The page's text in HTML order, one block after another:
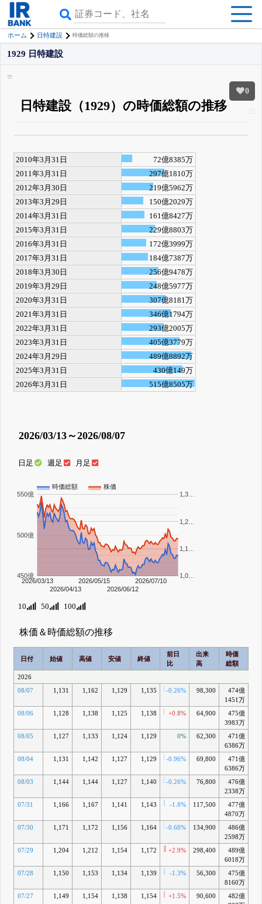
ホーム 日特建設 時価総額の推移
0
1929 日特建設
日特建設（1929）の時価総額の推移
詳しく見られる無料でβ版をはじめる
登録すると永久30%OFFと米株版の先行利用も付きます
2010年3月31日
72億8385万
2011年3月31日
297億1810万
2012年3月30日
219億5962万
2013年3月29日
150億2029万
2014年3月31日
161億8427万
2015年3月31日
229億8803万
2016年3月31日
172億3999万
2017年3月31日
184億7387万
2018年3月30日
256億9478万
2019年3月29日
248億5977万
2020年3月31日
307億8181万
2021年3月31日
346億1794万
2022年3月31日
293億2005万
2023年3月31日
405億3779万
2024年3月29日
489億8892万
2025年3月31日
430億149万
2026年3月31日
515億8505万
2026/03/13～2026/08/07
日足 週足 月足
時価総額 株価
2026/03/13
2026/04/13
2026/05/15
2026/06/12
2026/07/10
450億
500億
550億
1,0…
1,1…
1,2…
1,3…
10 50 100
株価＆時価総額の推移
日付 始値 高値 安値 終値
前日
比
出来
高
時価
総額
2026
08/07
1,131 1,162 1,129 1,135 -0.26% 98,300
474億
1451万
08/06 1,128 1,138 1,125 1,138 +0.8% 64,900
475億
3983万
08/05 1,127 1,133 1,124 1,129 0% 62,300
471億
6386万
08/04 1,131 1,142 1,127 1,129 -0.96% 69,800
471億
6386万
08/03
1,144 1,144 1,127 1,140 -0.26% 76,800
476億
2338万
07/31 1,166 1,167 1,141 1,143 -1.8% 117,500
477億
4870万
07/30 1,171 1,172 1,156 1,164 -0.68% 134,900
486億
2598万
07/29 1,204 1,212 1,154 1,172 +2.9% 298,400
489億
6018万
07/28 1,150 1,153 1,134 1,139 -1.3% 56,300
475億
8160万
07/27 1,149 1,154 1,138 1,154 +1.5% 90,600
482億